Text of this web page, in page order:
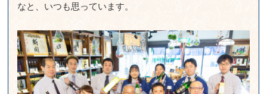
なと、いつも思っています。